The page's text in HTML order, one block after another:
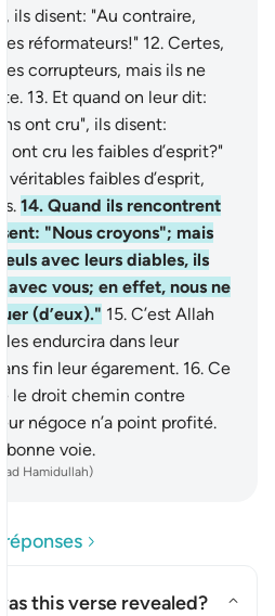
réponses
this verse revealed?
ils disent: "Au contraire,
réformateurs!" 12. Certes,
corrupteurs, mais ils ne
13. Et quand on leur dit:
ont cru", ils disent:
ont cru les faibles d’esprit?"
véritables faibles d’esprit,
14. Quand ils rencontrent
"Nous croyons"; mais
avec leurs diables, ils
avec vous; en effet, nous ne
(d’eux)." 15. C’est Allah
les endurcira dans leur
fin leur égarement. 16. Ce
le droit chemin contre
négoce n’a point profité.
bonne voie.
Hamidullah)